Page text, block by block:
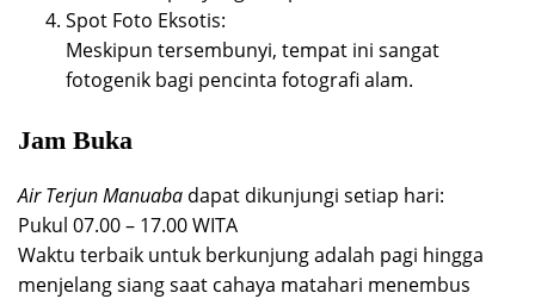
Spot Foto Eksotis:
Meskipun tersembunyi, tempat ini sangat
fotogenik bagi pencinta fotografi alam.
Jam Buka
Air Terjun Manuaba dapat dikunjungi setiap hari:
Pukul 07.00 – 17.00 WITA
Waktu terbaik untuk berkunjung adalah pagi hingga
menjelang siang saat cahaya matahari menembus